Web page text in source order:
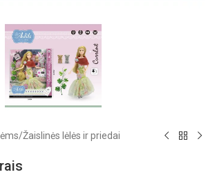
/Žaislinės lėlės ir priedai